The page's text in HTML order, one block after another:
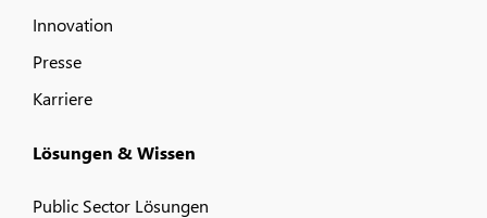
Innovation
Presse
Karriere
Lösungen & Wissen
Public Sector Lösungen